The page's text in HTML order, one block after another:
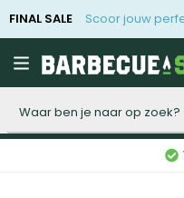
FINAL SALE Scoor jouw